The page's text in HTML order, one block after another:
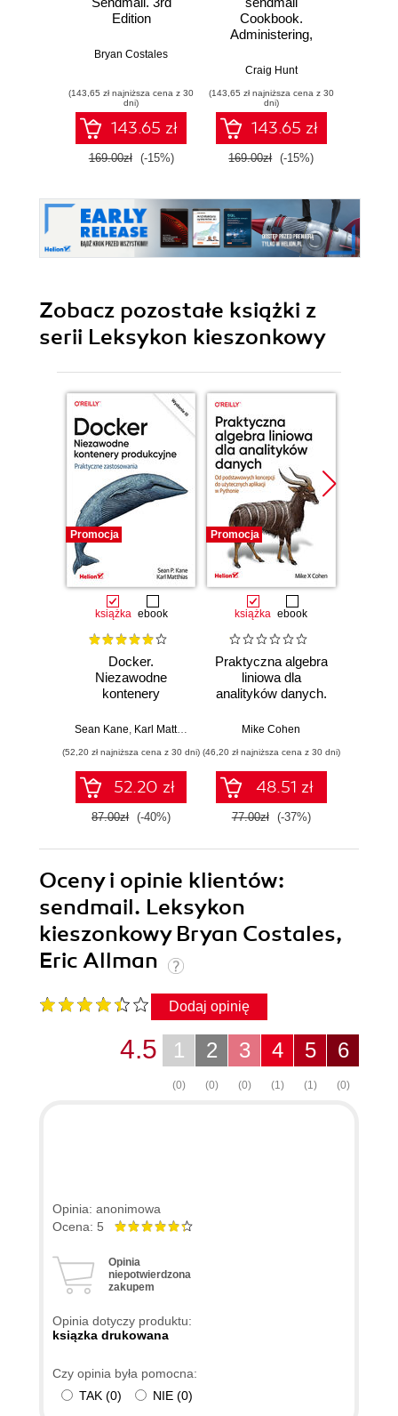
Edition
Bryan Costales
(143,65 zł najniższa cena z 30
dni)
143.65 zł
169.00zł (-15%)
Cookbook.
Administering,
Fighting
Craig Hunt
(143,65 zł najniższa cena z 30
dni)
143.65 zł
169.00zł (-15%)
Zobacz pozostałe książki z
serii Leksykon kieszonkowy
Promocja
książka ebook
Docker.
Niezawodne
kontenery
Praktyczne
Wydanie III
Sean Kane Karl Matthias
(52,20 zł najniższa cena z 30 dni)
52.20 zł
87.00zł (-40%)
Promocja
książka ebook
Praktyczna algebra
liniowa dla
analityków danych.
koncepcji do
aplikacji w
Pythonie
Mike Cohen
(46,20 zł najniższa cena z 30 dni)
48.51 zł
77.00zł (-37%)
Oceny i opinie klientów:
sendmail. Leksykon
kieszonkowy Bryan Costales,
Eric Allman
Dodaj opinię
6
(0)
5
(1)
4
(1)
3
(0)
2
(0)
1
(0)
4.5
Opinia: anonimowa
Ocena: 5
Opinia
niepotwierdzona
zakupem
Opinia dotyczy produktu:
ksiązka drukowana
Czy opinia była pomocna:
TAK (0) NIE (0)